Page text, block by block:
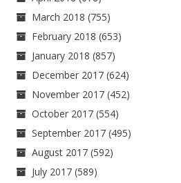
March 2018 (755)
February 2018 (653)
January 2018 (857)
December 2017 (624)
November 2017 (452)
October 2017 (554)
September 2017 (495)
August 2017 (592)
July 2017 (589)